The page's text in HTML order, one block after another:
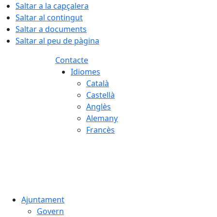
Saltar a la capçalera
Saltar al contingut
Saltar a documents
Saltar al peu de pàgina
Contacte
Idiomes
Català
Castellà
Anglès
Alemany
Francès
Ajuntament
Govern